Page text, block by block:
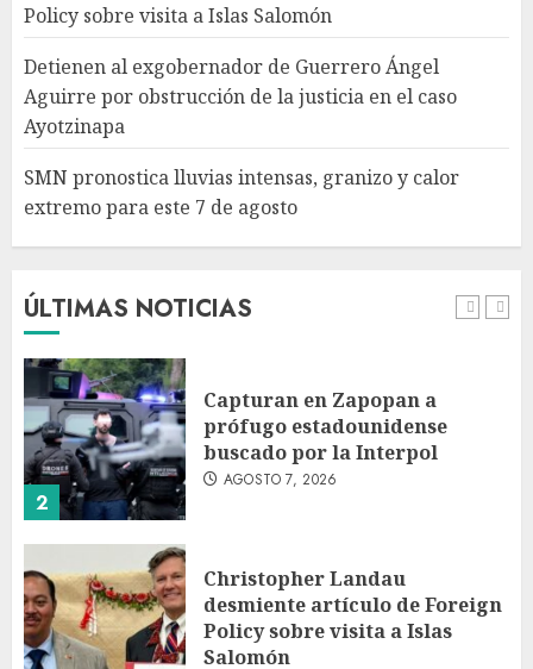
Policy sobre visita a Islas Salomón
Detienen al exgobernador de Guerrero Ángel
Aguirre por obstrucción de la justicia en el caso
Ayotzinapa
SMN pronostica lluvias intensas, granizo y calor
extremo para este 7 de agosto
ÚLTIMAS NOTICIAS
5
SMN pronostica lluvias
intensas, granizo y calor
extremo para este 7 de agosto
AGOSTO 7, 2026
1
Michoacán intensifica
AGOSTO 7, 2026
2
Capturan en Zapopan a
prófugo estadounidense
buscado por la Interpol
AGOSTO 7, 2026
Christopher Landau
desmiente artículo de Foreign
Policy sobre visita a Islas
Salomón